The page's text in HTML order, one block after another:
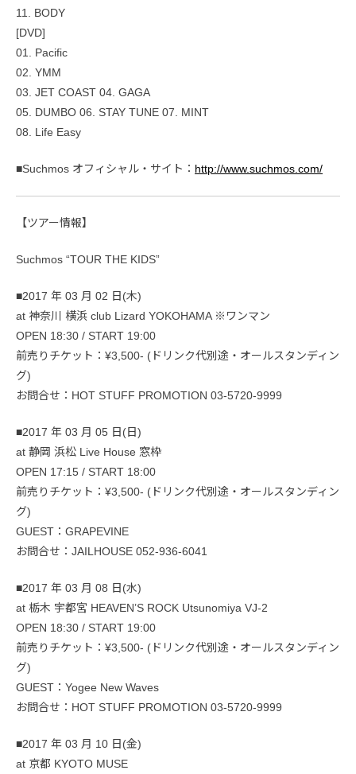
11. BODY
[DVD]
01. Pacific
02. YMM
03. JET COAST 04. GAGA
05. DUMBO 06. STAY TUNE 07. MINT
08. Life Easy
■Suchmos オフィシャル・サイト： http://www.suchmos.com/
【ツアー情報】
Suchmos “TOUR THE KIDS”
■2017 年 03 月 02 日(木)
at 神奈川 横浜 club Lizard YOKOHAMA ※ワンマン
OPEN 18:30 / START 19:00
前売りチケット：¥3,500- (ドリンク代別途・オールスタンディン
グ)
お問合せ：HOT STUFF PROMOTION 03-5720-9999
■2017 年 03 月 05 日(日)
at 静岡 浜松 Live House 窓枠
OPEN 17:15 / START 18:00
前売りチケット：¥3,500- (ドリンク代別途・オールスタンディン
グ)
GUEST：GRAPEVINE
お問合せ：JAILHOUSE 052-936-6041
■2017 年 03 月 08 日(水)
at 栃木 宇都宮 HEAVEN’S ROCK Utsunomiya VJ-2
OPEN 18:30 / START 19:00
前売りチケット：¥3,500- (ドリンク代別途・オールスタンディン
グ)
GUEST：Yogee New Waves
お問合せ：HOT STUFF PROMOTION 03-5720-9999
■2017 年 03 月 10 日(金)
at 京都 KYOTO MUSE